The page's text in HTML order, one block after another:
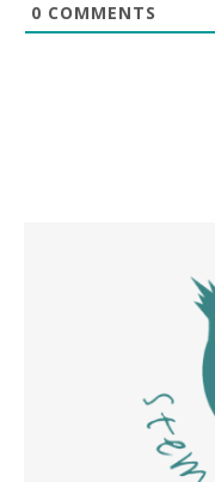
0 COMMENTS